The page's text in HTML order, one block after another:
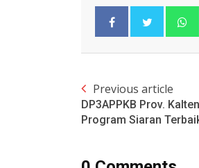
Previous article
DP3APPKB Prov.
Program Siaran